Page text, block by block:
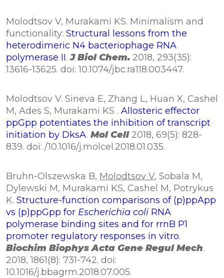
Molodtsov V, Murakami KS. Minimalism and
functionality: Structural lessons from the
heterodimeric N4 bacteriophage RNA
polymerase II.J Biol Chem. 2018, 293(35):
13616-13625. doi: 10.1074/jbc.ra118.003447.
Molodtsov V. Sineva E, Zhang L, Huan X, Cashel
M, Ades S, Murakami KS . Allosteric effector
ppGpp potentiates the inhibition of transcript
initiation by DksA. Mol Cell 2018, 69(5): 828-
839. doi: /10.1016/j.molcel.2018.01.035.
Bruhn-Olszewska B, Molodtsov V, Sobala M,
Dylewski M, Murakami KS, Cashel M, Potrykus
K. Structure-function comparisons of (p)ppApp
vs (p)ppGpp for Escherichia coli RNA
polymerase binding sites and for rrnB P1
promoter regulatory responses in vitro.
Biochim Biophys Acta Gene Regul Mech.
2018, 1861(8): 731-742. doi:
10.1016/j.bbagrm.2018.07.005.